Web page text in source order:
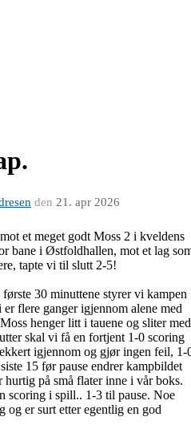
den 21. apr 2026
et meget godt Moss 2 i kveldens
bane i Østfoldhallen, mot et lag
tapte vi til slutt 2-5!
30 minuttene styrer vi kampen
flere ganger igjennom alene med
henger litt i tauene og sliter med
skal vi få en fortjent 1-0 scoring
igjennom og gjør ingen feil, 1-
15 før pause endrer kampbildet
på små flater inne i vår boks.
scoring i spill.. 1-3 til pause. Noe
og er surt etter egentlig en god